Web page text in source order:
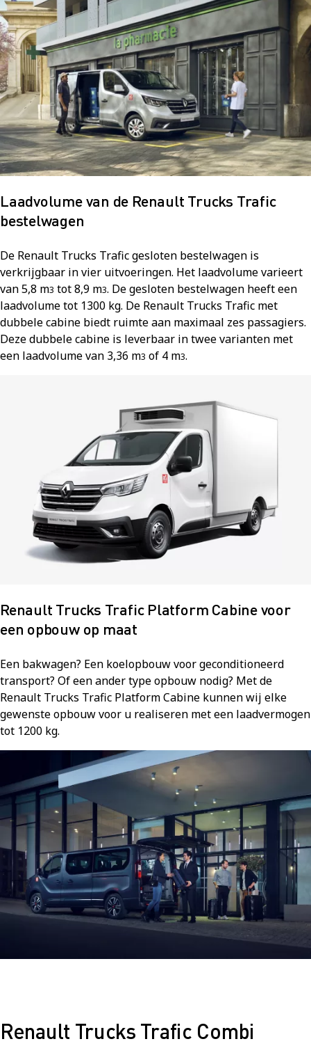
Laadvolume van de Renault Trucks Trafic
bestelwagen
De Renault Trucks Trafic gesloten bestelwagen is
verkrijgbaar in vier uitvoeringen. Het laadvolume varieert
van 5,8 m3 tot 8,9 m3. De gesloten bestelwagen heeft een
laadvolume tot 1300 kg. De Renault Trucks Trafic met
dubbele cabine biedt ruimte aan maximaal zes passagiers.
Deze dubbele cabine is leverbaar in twee varianten met
een laadvolume van 3,36 m3 of 4 m3.
Renault Trucks Trafic Platform Cabine voor
een opbouw op maat
Een bakwagen? Een koelopbouw voor geconditioneerd
transport? Of een ander type opbouw nodig? Met de
Renault Trucks Trafic Platform Cabine kunnen wij elke
gewenste opbouw voor u realiseren met een laadvermogen
tot 1200 kg.
Renault Trucks Trafic Combi